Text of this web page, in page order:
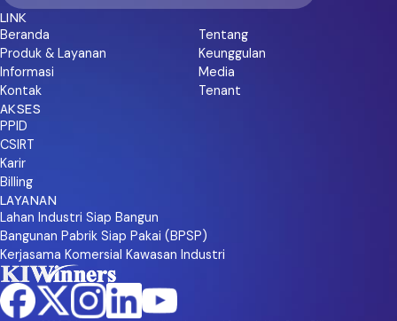
LINK
Beranda
Tentang
Produk & Layanan
Keunggulan
Informasi
Media
Kontak
Tenant
AKSES
PPID
CSIRT
Karir
Billing
LAYANAN
Lahan Industri Siap Bangun
Bangunan Pabrik Siap Pakai (BPSP)
Kerjasama Komersial Kawasan Industri